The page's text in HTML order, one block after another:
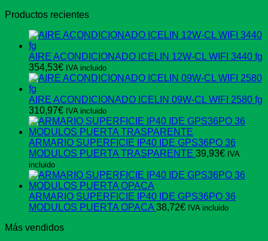
446,49€.261,36€.
Productos recientes
AIRE ACONDICIONADO ICELIN 12W-CL WIFI 3440 fg
354,53€ IVA incluido
AIRE ACONDICIONADO ICELIN 09W-CL WIFI 2580 fg
310,97€ IVA incluido
ARMARIO SUPERFICIE IP40 IDE GPS36PO 36
MODULOS PUERTA TRASPARENTE 39,93€ IVA
incluido
ARMARIO SUPERFICIE IP40 IDE GPS36PO 36
MODULOS PUERTA OPACA 38,72€ IVA incluido
Más vendidos